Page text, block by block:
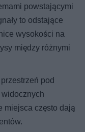
powstającymi
to odstające
wysokości na
między różnymi
pod
miejsca często dają